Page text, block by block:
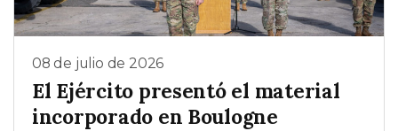
08 de julio de 2026
El Ejército presentó el material
incorporado en Boulogne